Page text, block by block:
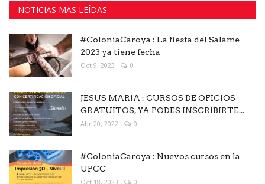
NOTICIAS MAS LEÍDAS
#ColoniaCaroya : La fiesta del Salame
2023 ya tiene fecha
Oct 9, 2023 0
JESUS MARIA : CURSOS DE OFICIOS
GRATUITOS, YA PODES INSCRIBIRTE...
Abr 20, 2022 0
#ColoniaCaroya : Nuevos cursos en la
UPCC
Oct 18, 2023 0